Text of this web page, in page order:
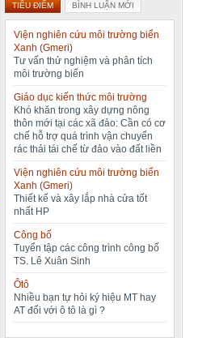
TIÊU ĐIỂM BÌNH LUẬN MỚI
Viện nghiên cứu môi trường biển
Xanh (Gmeri)
Tư vấn thử nghiệm và phân tích
môi trường biển
Giáo dục kiến thức môi trường
Khó khăn trong xây dựng nông
thôn mới tại các xã đảo: Cần có cơ
chế hỗ trợ quá trình vận chuyển
rác thải tái chế từ đảo vào đất liền
Viện nghiên cứu môi trường biển
Xanh (Gmeri)
Thiết kế và xây lắp nhà cửa tốt
nhất HP
Công bố
Tuyển tập các công trình công bố
TS. Lê Xuân Sinh
Ôtô
Nhiều bạn tự hỏi ký hiệu MT hay
AT đối với ô tô là gì ?